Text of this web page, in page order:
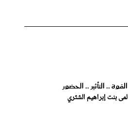
القوة .. التأثير .. الحضور
لمى بنت إبراهيم الشثري